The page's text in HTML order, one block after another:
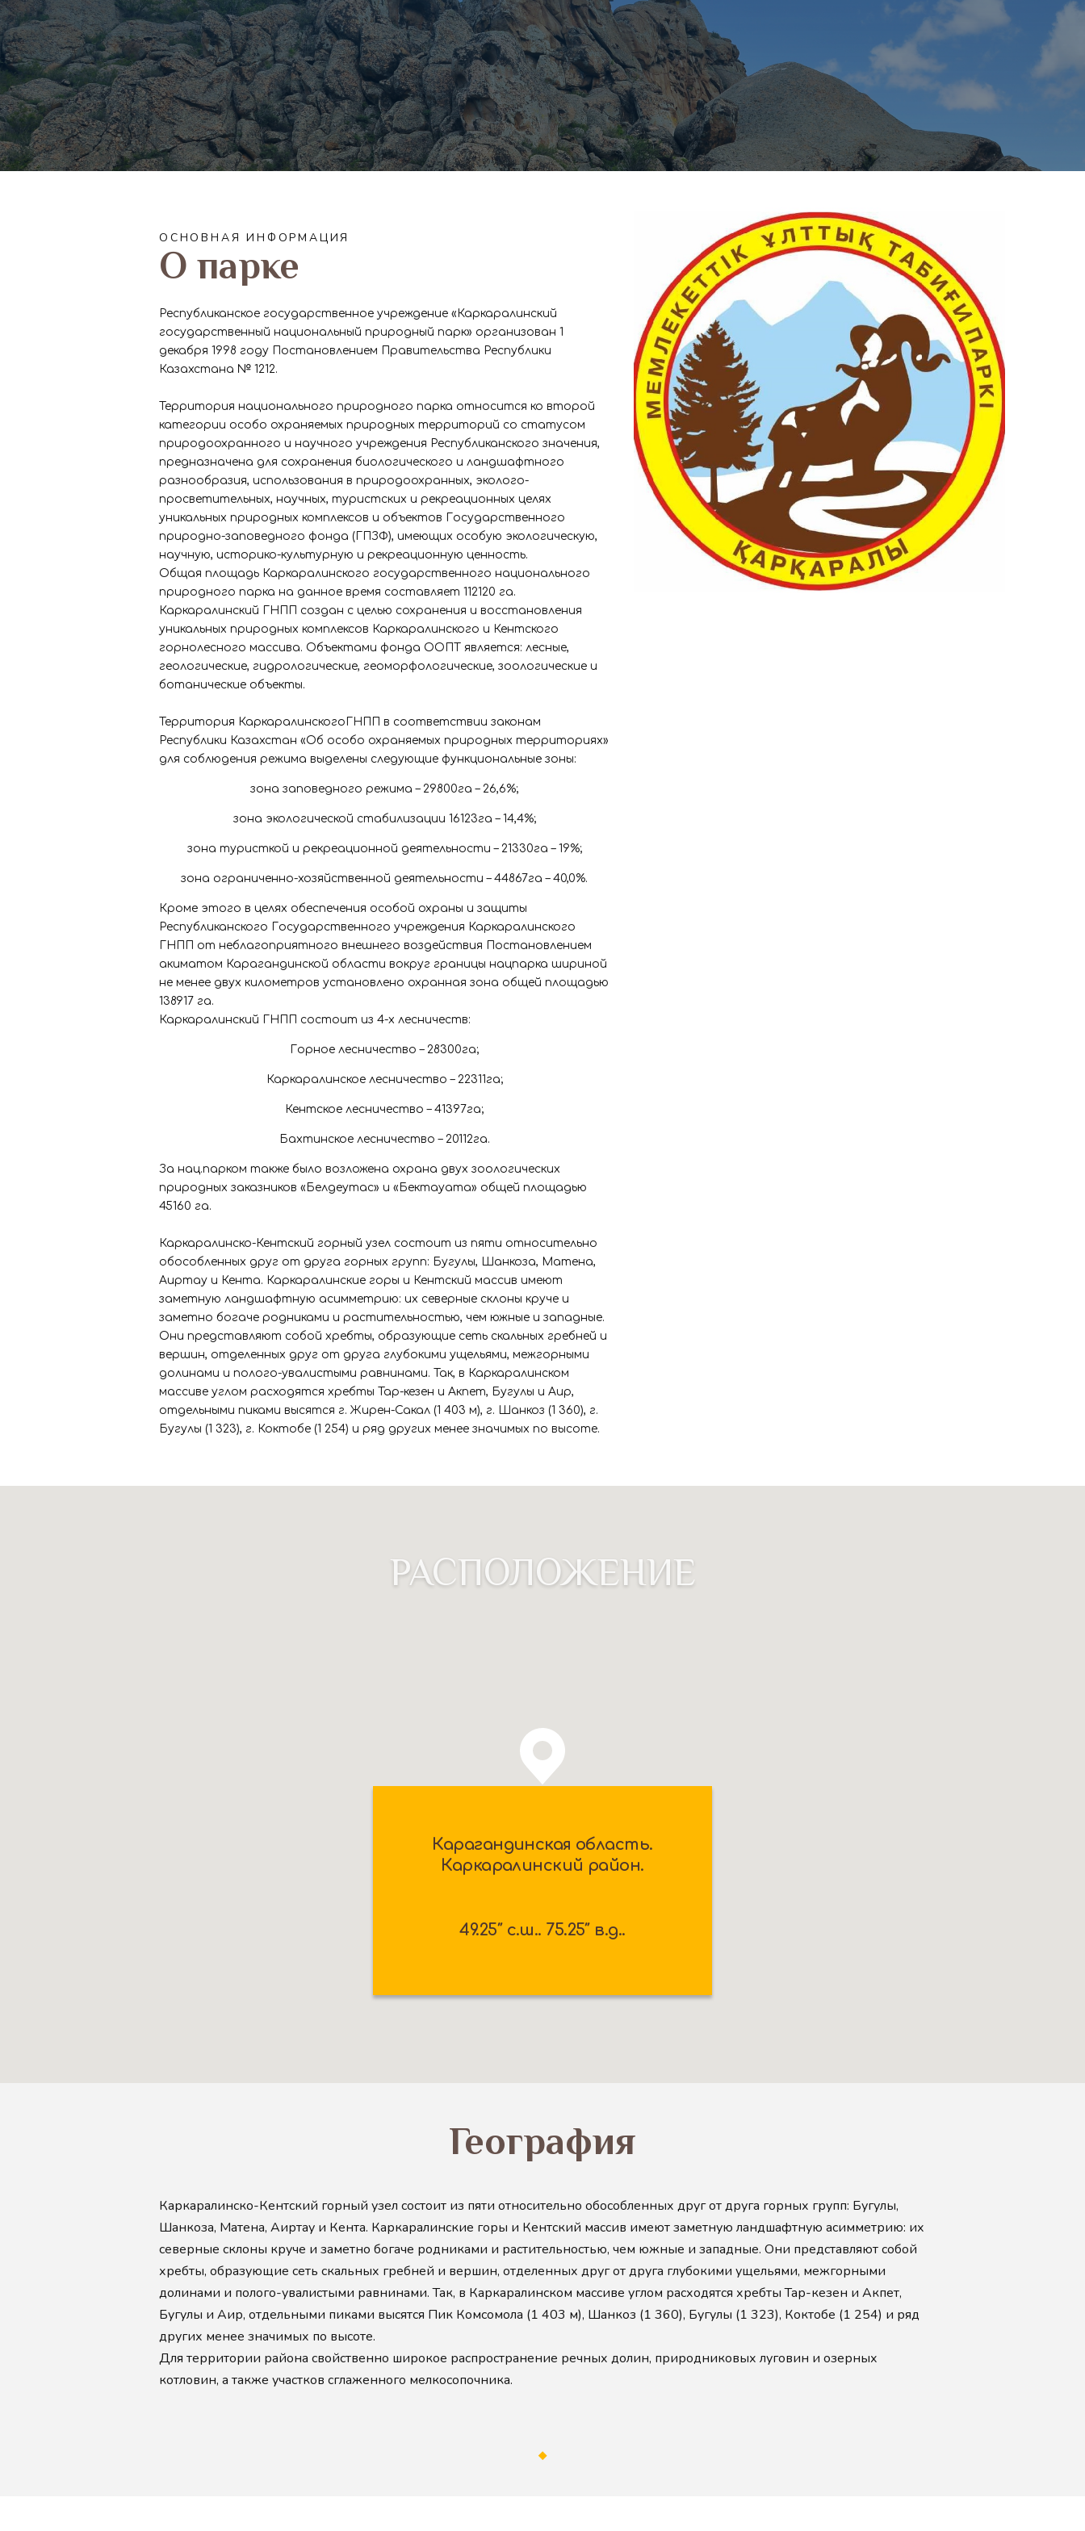
ОСНОВНАЯ ИНФОРМАЦИЯ
О парке
Республиканское государственное учреждение «Каркаралинский
государственный национальный природный парк» организован 1
декабря 1998 году Постановлением Правительства Республики
Казахстана № 1212.
Территория национального природного парка относится ко второй
категории особо охраняемых природных территорий со статусом
природоохранного и научного учреждения Республиканского значения,
предназначена для сохранения биологического и ландшафтного
разнообразия, использования в природоохранных, эколого-
просветительных, научных, туристских и рекреационных целях
уникальных природных комплексов и объектов Государственного
природно-заповедного фонда (ГПЗФ), имеющих особую экологическую,
научную, историко-культурную и рекреационную ценность.
Общая площадь Каркаралинского государственного национального
природного парка на данное время составляет 112120 га.
Каркаралинский ГНПП создан с целью сохранения и восстановления
уникальных природных комплексов Каркаралинского и Кентского
горнолесного массива. Объектами фонда ООПТ является: лесные,
геологические, гидрологические, геоморфологические, зоологические и
ботанические объекты.
Территория КаркаралинскогоГНПП в соответствии законам
Республики Казахстан «Об особо охраняемых природных территориях»
для соблюдения режима выделены следующие функциональные зоны:
зона заповедного режима – 29800га – 26,6%;
зона экологической стабилизации 16123га – 14,4%;
зона туристкой и рекреационной деятельности – 21330га – 19%;
зона ограниченно-хозяйственной деятельности – 44867га – 40,0%.
Кроме этого в целях обеспечения особой охраны и защиты
Республиканского Государственного учреждения Каркаралинского
ГНПП от неблагоприятного внешнего воздействия Постановлением
акиматом Карагандинской области вокруг границы нацпарка шириной
не менее двух километров установлено охранная зона общей площадью
138917 га.
Каркаралинский ГНПП состоит из 4-х лесничеств:
Горное лесничество – 28300га;
Каркаралинское лесничество – 22311га;
Кентское лесничество – 41397га;
Бахтинское лесничество – 20112га.
За нац.парком также было возложена охрана двух зоологических
природных заказников «Белдеутас» и «Бектауата» общей площадью
45160 га.
Каркаралинско-Кентский горный узел состоит из пяти относительно
обособленных друг от друга горных групп: Бугулы, Шанкоза, Матена,
Аиртау и Кента. Каркаралинские горы и Кентский массив имеют
заметную ландшафтную асимметрию: их северные склоны круче и
заметно богаче родниками и растительностью, чем южные и западные.
Они представляют собой хребты, образующие сеть скальных гребней и
вершин, отделенных друг от друга глубокими ущельями, межгорными
долинами и полого-увалистыми равнинами. Так, в Каркаралинском
массиве углом расходятся хребты Тар-кезен и Акпет, Бугулы и Аир,
отдельными пиками высятся г. Жирен-Сакал (1 403 м), г. Шанкоз (1 360), г.
Бугулы (1 323), г. Коктобе (1 254) и ряд других менее значимых по высоте.
РАСПОЛОЖЕНИЕ
Карагандинская область.
Каркаралинский район.
49.25″ c.ш.. 75.25″ в.д..
География
Каркаралинско-Кентский горный узел состоит из пяти относительно обособленных друг от друга горных групп: Бугулы,
Шанкоза, Матена, Аиртау и Кента. Каркаралинские горы и Кентский массив имеют заметную ландшафтную асимметрию: их
северные склоны круче и заметно богаче родниками и растительностью, чем южные и западные. Они представляют собой
хребты, образующие сеть скальных гребней и вершин, отделенных друг от друга глубокими ущельями, межгорными
долинами и полого-увалистыми равнинами. Так, в Каркаралинском массиве углом расходятся хребты Тар-кезен и Акпет,
Бугулы и Аир, отдельными пиками высятся Пик Комсомола (1 403 м), Шанкоз (1 360), Бугулы (1 323), Коктобе (1 254) и ряд
других менее значимых по высоте.
Для территории района свойственно широкое распространение речных долин, природниковых луговин и озерных
котловин, а также участков сглаженного мелкосопочника.